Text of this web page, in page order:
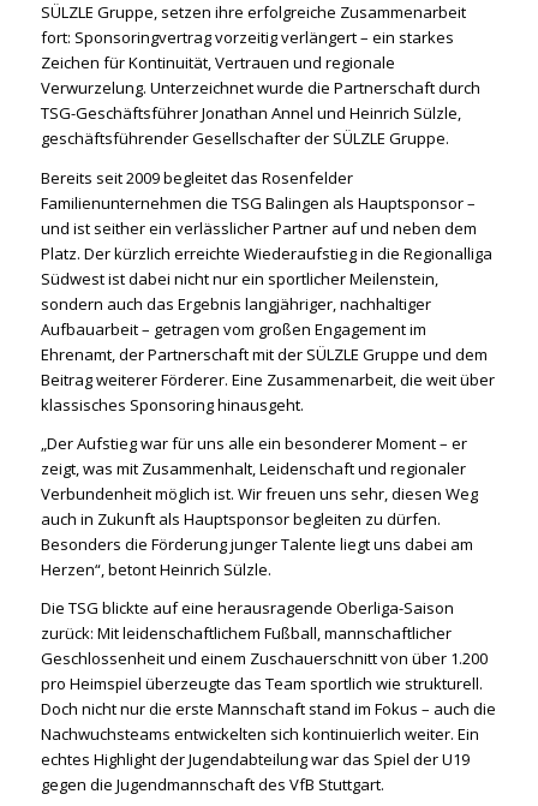
SÜLZLE Gruppe, setzen ihre erfolgreiche Zusammenarbeit
fort: Sponsoringvertrag vorzeitig verlängert – ein starkes
Zeichen für Kontinuität, Vertrauen und regionale
Verwurzelung. Unterzeichnet wurde die Partnerschaft durch
TSG-Geschäftsführer Jonathan Annel und Heinrich Sülzle,
geschäftsführender Gesellschafter der SÜLZLE Gruppe.
Bereits seit 2009 begleitet das Rosenfelder
Familienunternehmen die TSG Balingen als Hauptsponsor –
und ist seither ein verlässlicher Partner auf und neben dem
Platz. Der kürzlich erreichte Wiederaufstieg in die Regionalliga
Südwest ist dabei nicht nur ein sportlicher Meilenstein,
sondern auch das Ergebnis langjähriger, nachhaltiger
Aufbauarbeit – getragen vom großen Engagement im
Ehrenamt, der Partnerschaft mit der SÜLZLE Gruppe und dem
Beitrag weiterer Förderer. Eine Zusammenarbeit, die weit über
klassisches Sponsoring hinausgeht.
„Der Aufstieg war für uns alle ein besonderer Moment – er
zeigt, was mit Zusammenhalt, Leidenschaft und regionaler
Verbundenheit möglich ist. Wir freuen uns sehr, diesen Weg
auch in Zukunft als Hauptsponsor begleiten zu dürfen.
Besonders die Förderung junger Talente liegt uns dabei am
Herzen“, betont Heinrich Sülzle.
Die TSG blickte auf eine herausragende Oberliga-Saison
zurück: Mit leidenschaftlichem Fußball, mannschaftlicher
Geschlossenheit und einem Zuschauerschnitt von über 1.200
pro Heimspiel überzeugte das Team sportlich wie strukturell.
Doch nicht nur die erste Mannschaft stand im Fokus – auch die
Nachwuchsteams entwickelten sich kontinuierlich weiter. Ein
echtes Highlight der Jugendabteilung war das Spiel der U19
gegen die Jugendmannschaft des VfB Stuttgart.